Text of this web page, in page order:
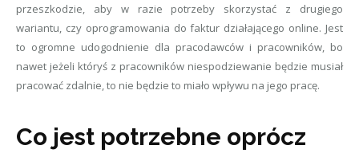
przeszkodzie, aby w razie potrzeby skorzystać z drugiego
wariantu, czy oprogramowania do faktur działającego online. Jest
to ogromne udogodnienie dla pracodawców i pracowników, bo
nawet jeżeli któryś z pracowników niespodziewanie będzie musiał
pracować zdalnie, to nie będzie to miało wpływu na jego pracę.
Co jest potrzebne oprócz